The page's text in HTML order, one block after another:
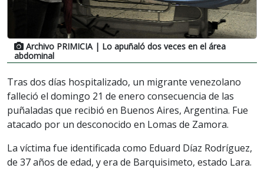
Archivo PRIMICIA | Lo apuñaló dos veces en el área
abdominal
Tras dos días hospitalizado, un migrante venezolano
falleció el domingo 21 de enero consecuencia de las
puñaladas que recibió en Buenos Aires, Argentina. Fue
atacado por un desconocido en Lomas de Zamora.
La víctima fue identificada como Eduard Díaz Rodríguez,
de 37 años de edad, y era de Barquisimeto, estado Lara.